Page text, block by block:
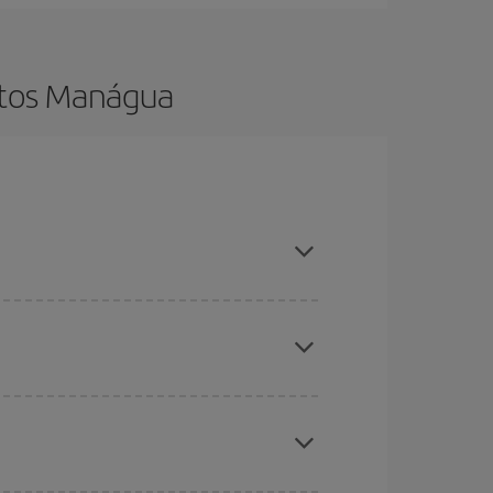
Manágua
ofertas e deixe-se inspirar: com certeza
os dias: alguns